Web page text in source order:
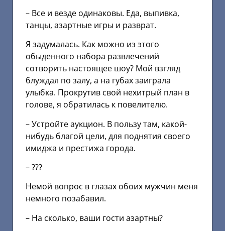
– Все и везде одинаковы. Еда, выпивка,
танцы, азартные игры и разврат.
Я задумалась. Как можно из этого
обыденного набора развлечений
сотворить настоящее шоу? Мой взгляд
блуждал по залу, а на губах заиграла
улыбка. Прокрутив свой нехитрый план в
голове, я обратилась к повелителю.
– Устройте аукцион. В пользу там, какой-
нибудь благой цели, для поднятия своего
имиджа и престижа города.
– ???
Немой вопрос в глазах обоих мужчин меня
немного позабавил.
– На сколько, ваши гости азартны?